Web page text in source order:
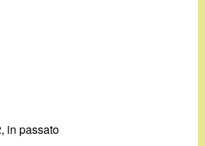
in passato